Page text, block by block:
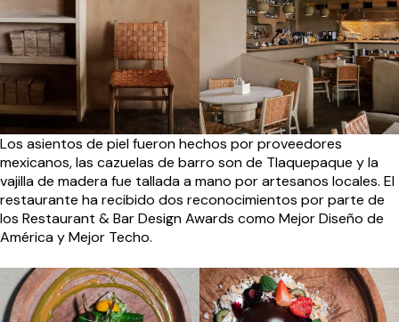
Los asientos de piel fueron hechos por proveedores
mexicanos, las cazuelas de barro son de Tlaquepaque y la
vajilla de madera fue tallada a mano por artesanos locales. El
restaurante ha recibido dos reconocimientos por parte de
los Restaurant & Bar Design Awards como Mejor Diseño de
América y Mejor Techo.